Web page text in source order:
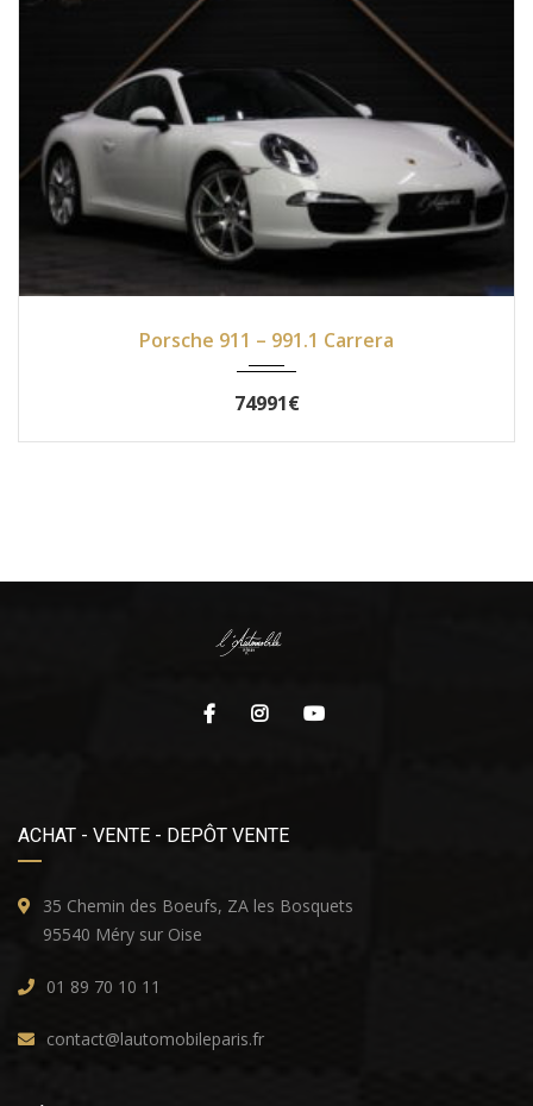
Porsche 911 – 991.1 Carrera
74991€
ACHAT - VENTE - DEPÔT VENTE
35 Chemin des Boeufs, ZA les Bosquets
95540 Méry sur Oise
01 89 70 10 11
contact@lautomobileparis.fr